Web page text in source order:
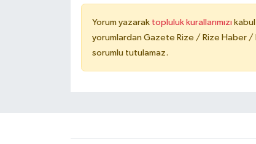
Yorum yazarak topluluk kurallarımızı
yorumlardan Gazete Rize / Rize Haber
sorumlu tutulamaz.